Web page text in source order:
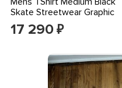
Skate Streetwear Graphic
Logo
17 290 ₽